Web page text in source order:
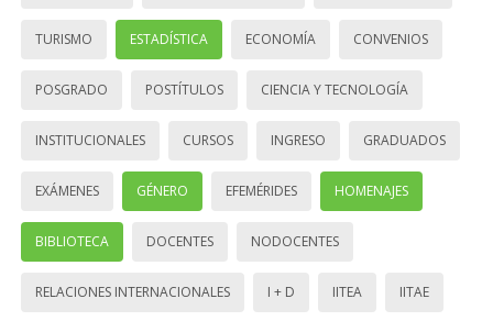
TURISMO ESTADÍSTICA ECONOMÍA CONVENIOS
POSGRADO POSTÍTULOS CIENCIA Y TECNOLOGÍA
INSTITUCIONALES CURSOS INGRESO GRADUADOS
EXÁMENES GÉNERO EFEMÉRIDES HOMENAJES
BIBLIOTECA DOCENTES NODOCENTES
RELACIONES INTERNACIONALES I + D IITEA IITAE